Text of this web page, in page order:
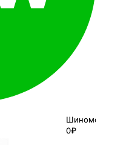
Шиномонтаж
0₽